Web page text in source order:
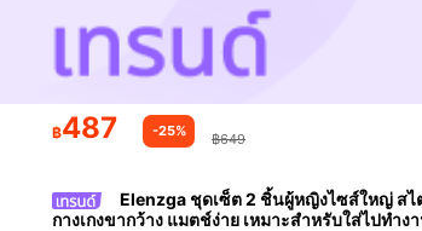
฿487 -25% ฿649
Elenzga ชุดเซ็ต 2 ชิ้นผู้หญิงไซส์ใหญ่ สไ
กางเกงขากว้าง แมตช์ง่าย เหมาะสำหรับใส่ไปทำง